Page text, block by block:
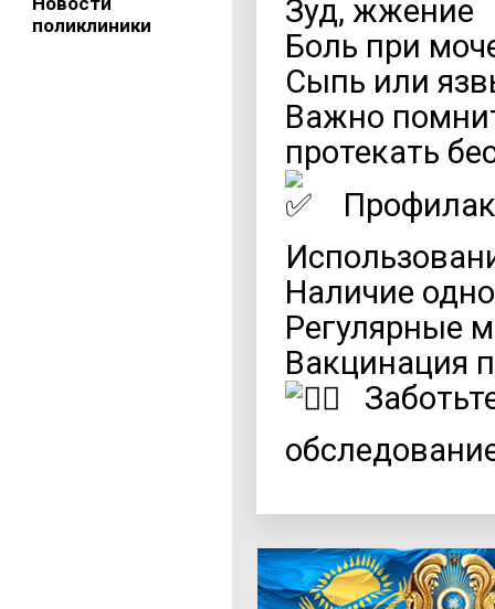
поликлиники
Зуд, жжение
Боль при
Сыпь или
Важно
протекать
Наличие
Регулярные
Вакцинация